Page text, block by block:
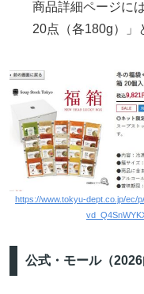
商品詳細ページに
20点（各180g）」
https://www.tokyu-dept.co.jp/ec/
公式・モール（2026